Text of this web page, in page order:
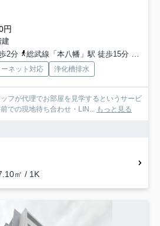
円
2分
総武線「本八幡」駅 徒歩15分
ネット対応 浄化槽排水
フが代理でお部屋を見学するというサービ
での現地待ち合わせ・LIN...
もっと見る
㎡ / 1K